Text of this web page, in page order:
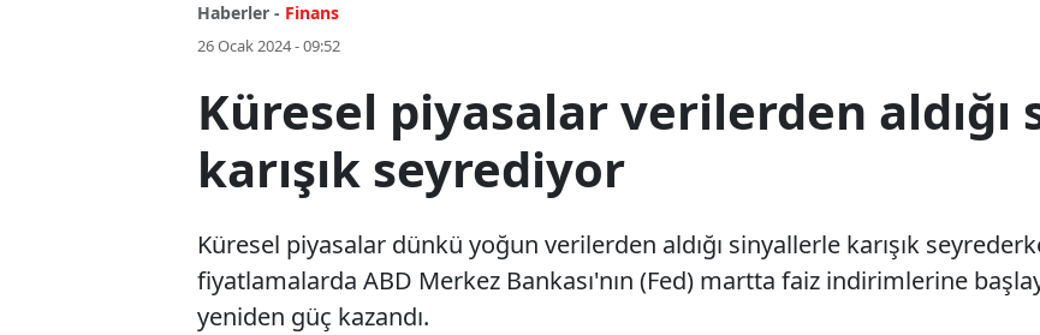
Haberler - Finans
26 Ocak 2024 - 09:52
Küresel piyasalar verilerden aldığı
karışık seyrediyor
Küresel piyasalar dünkü yoğun verilerden aldığı sinyallerle karışık
fiyatlamalarda ABD Merkez Bankası'nın (Fed) martta faiz indirimlerine
yeniden güç kazandı.